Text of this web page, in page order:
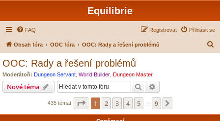
Equilibrie
FAQ Přihlásit se
Registrovat
Obsah fóra OOC fóra OOC: Rady a řešení problémů
OOC: Rady a řešení problémů
Moderátoři: Dungeon Servant World Builder Dungeon Master
Nové téma Hledat
435 témat Stránka z
1 2 3 4 5 9